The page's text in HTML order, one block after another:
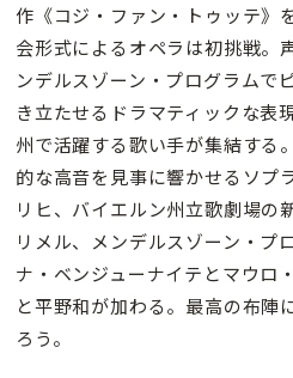
作《コジ・ファン・トゥッテ》
会形式によるオペラは初挑戦。
ンデルスゾーン・プログラムで
き立たせるドラマティックな表
州で活躍する歌い手が集結する
的な高音を見事に響かせるソプ
リヒ、バイエルン州立歌劇場の
リメル、メンデルスゾーン・プ
ナ・ベンジューナイテとマウロ
と平野和が加わる。最高の布陣
ろう。